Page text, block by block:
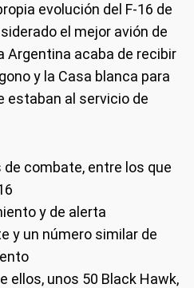
evolución del F-16 de
el mejor avión de
Argentina acaba de recibir
y la Casa blanca para
estaban al servicio de
combate, entre los que
y de alerta
y un número similar de
ellos, unos 50 Black Hawk,